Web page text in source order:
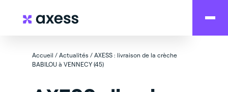
Accueil / Actualités / AXESS : livraison de la crèche
BABILOU à VENNECY (45)